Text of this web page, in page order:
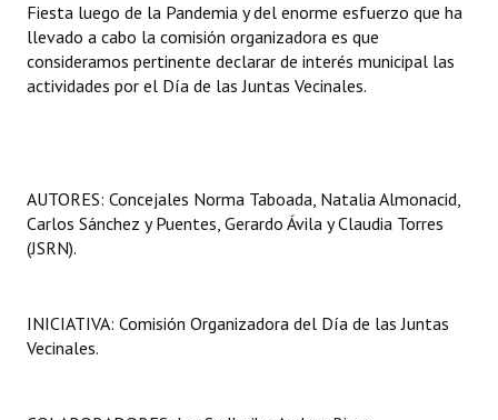
Fiesta luego de la Pandemia y del enorme esfuerzo que ha
llevado a cabo la comisión organizadora es que
consideramos pertinente declarar de interés municipal las
actividades por el Día de las Juntas Vecinales.
AUTORES: Concejales Norma Taboada, Natalia Almonacid,
Carlos Sánchez y Puentes, Gerardo Ávila y Claudia Torres
(JSRN).
INICIATIVA: Comisión Organizadora del Día de las Juntas
Vecinales.